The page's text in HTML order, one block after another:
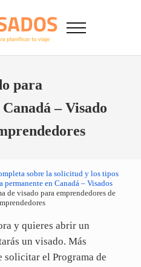
de visados de viaje en
Menu
para
– Visado
sobre la solicitud y los tipos
permanente en Canadá – Visados
de visado para emprendedores de
y quieres abrir un
un visado. Más
solicitar el Programa de